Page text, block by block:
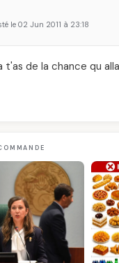
le 02 Jun 2011 à 23:18
t'as de la chance qu